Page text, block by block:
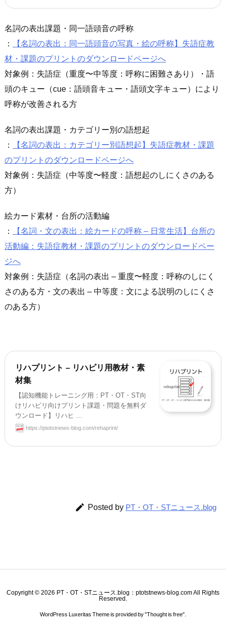
名詞の表出課題・同一語頭音の呼称
：
【名詞の表出：同一語頭音の写真・絵の呼称】失語症教
材・課題のプリントのダウンロードページへ
対象例：失語症（重度〜中等度：呼称に困難さあり）・語
頭のキュー（cue：語頭音キュー・語頭文字キュー）により
呼称が改善される方
名詞の表出課題・カテゴリー別の語想起
：
【名詞の表出：カテゴリー別語想起】失語症教材・課題
のプリントのダウンロードページへ
対象例：失語症（中等度〜軽度：語想起のしにくさのある
方）
絵カード素材・台所の活動編
：
【名詞・文の表出：絵カードの呼称 – 日常生活】台所の
活動編：失語症教材・課題のプリントのダウンロードペー
ジへ
対象例：失語症（名詞の表出 – 重度〜軽度：呼称のしにく
さのある方・文の表出 – 中等度：文による説明のしにくさ
のある方）
リハプリント – リハビリ用教材・素
材集
【認知機能トレーニング用：PT・OT・ST向
けリハビリ向けプリント課題・問題を無料ダ
ウンロード】リハヒ ...
https://ptotstnews-blog.com/rehaprint/
 Posted by PT・OT・STニュース.blog
Copyright © 2026 PT・OT・STニュース.blog：ptotstnews-blog.comAll Rights
Reserved.
WordPress Luxeritas Theme is provided by "Thought is free".